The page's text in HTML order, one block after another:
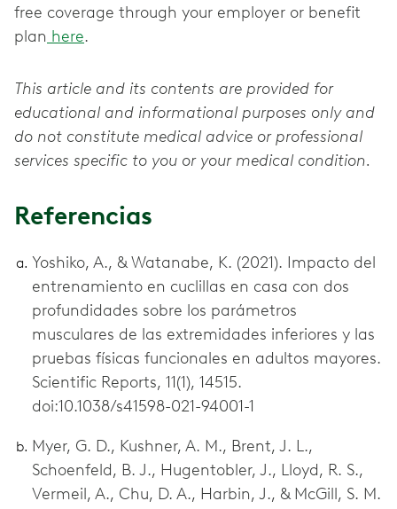
free coverage through your employer or benefit
plan here.
This article and its contents are provided for
educational and informational purposes only and
do not constitute medical advice or professional
services specific to you or your medical condition.
Referencias
Yoshiko, A., & Watanabe, K. (2021). Impacto del
entrenamiento en cuclillas en casa con dos
profundidades sobre los parámetros
musculares de las extremidades inferiores y las
pruebas físicas funcionales en adultos mayores.
Scientific Reports, 11(1), 14515.
doi:10.1038/s41598-021-94001-1
Myer, G. D., Kushner, A. M., Brent, J. L.,
Schoenfeld, B. J., Hugentobler, J., Lloyd, R. S.,
Vermeil, A., Chu, D. A., Harbin, J., & McGill, S. M.